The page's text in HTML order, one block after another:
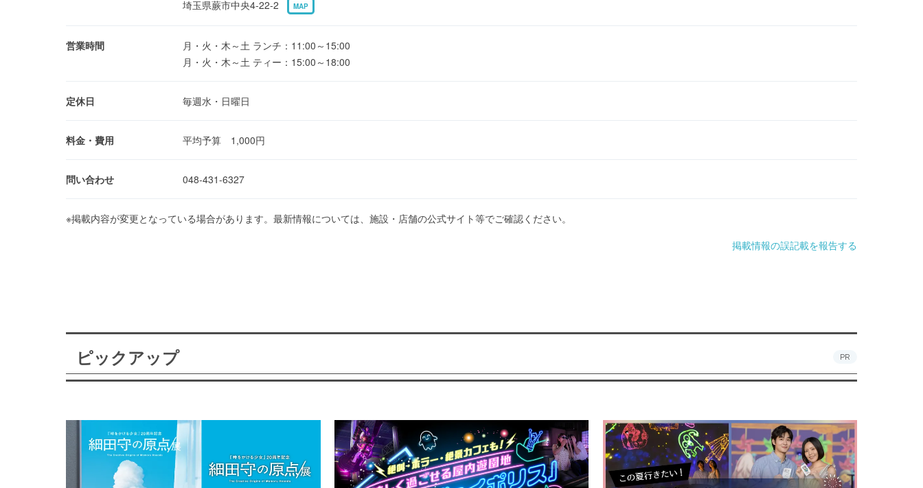
埼玉県蕨市中央4-22-2
MAP
営業時間
月・火・木～土 ランチ：11:00～15:00
月・火・木～土 ティー：15:00～18:00
定休日 毎週水・日曜日
料金・費用 平均予算 1,000円
問い合わせ 048-431-6327
※掲載内容が変更となっている場合があります。最新情報については、施設・店舗の公式サイト等でご確認ください。
掲載情報の誤記載を報告する
ピックアップ PR